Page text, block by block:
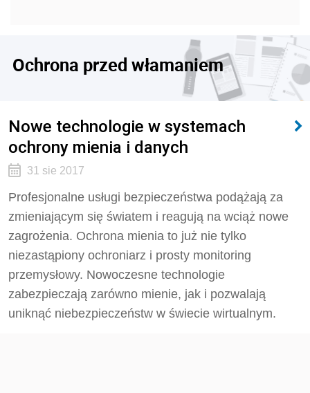
Ochrona przed włamaniem
Nowe technologie w systemach
ochrony mienia i danych
31 sie 2017
Profesjonalne usługi bezpieczeństwa podążają za
zmieniającym się światem i reagują na wciąż nowe
zagrożenia. Ochrona mienia to już nie tylko
niezastąpiony ochroniarz i prosty monitoring
przemysłowy. Nowoczesne technologie
zabezpieczają zarówno mienie, jak i pozwalają
uniknąć niebezpieczeństw w świecie wirtualnym.